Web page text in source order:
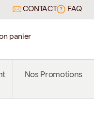
CONTACT FAQ
panier
Nos Promotions